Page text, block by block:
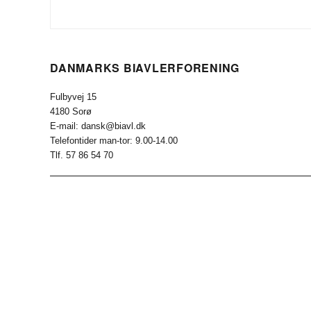
DANMARKS BIAVLERFORENING
Fulbyvej 15
4180 Sorø
E-mail: dansk@biavl.dk
Telefontider man-tor: 9.00-14.00
Tlf. 57 86 54 70